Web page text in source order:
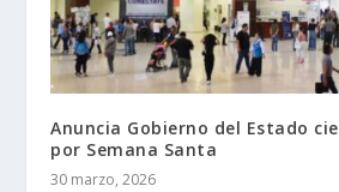
Anuncia Gobierno del Estado
por Semana Santa
30 marzo, 2026